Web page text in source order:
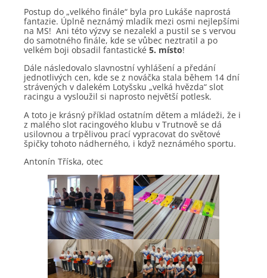
Postup do „velkého finále“ byla pro Lukáše naprostá
fantazie. Úplně neznámý mladík mezi osmi nejlepšími
na MS! Ani této výzvy se nezalekl a pustil se s vervou
do samotného finále, kde se vůbec neztratil a po
velkém boji obsadil fantastické 5. místo!
Dále následovalo slavnostní vyhlášení a předání
jednotlivých cen, kde se z nováčka stala během 14 dní
strávených v dalekém Lotyšsku „velká hvězda“ slot
racingu a vysloužil si naprosto největší potlesk.
A toto je krásný příklad ostatním dětem a mládeži, že i
z malého slot racingového klubu v Trutnově se dá
usilovnou a trpělivou prací vypracovat do světové
špičky tohoto nádherného, i když neznámého sportu.
Antonín Tříska, otec